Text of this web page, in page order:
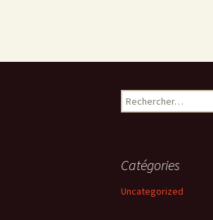
Rechercher :
Catégories
Uncategorized